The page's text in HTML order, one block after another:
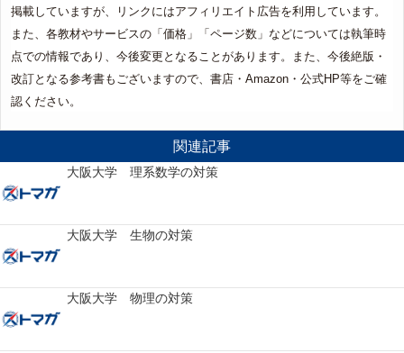
掲載していますが、リンクにはアフィリエイト広告を利用しています。
また、各教材やサービスの「価格」「ページ数」などについては執筆時
点での情報であり、今後変更となることがあります。また、今後絶版・
改訂となる参考書もございますので、書店・Amazon・公式HP等をご確
認ください。
関連記事
大阪大学 理系数学の対策
大阪大学 生物の対策
大阪大学 物理の対策